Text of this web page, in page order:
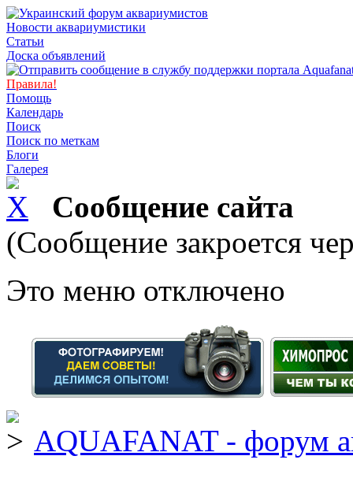
Новости аквариумистики
Статьи
Доска объявлений
Правила!
Помощь
Календарь
Поиск
Поиск по меткам
Блоги
Галерея
Сообщение сайта
(Сообщение закроется
Это меню отключено
AQUAFANAT - форум